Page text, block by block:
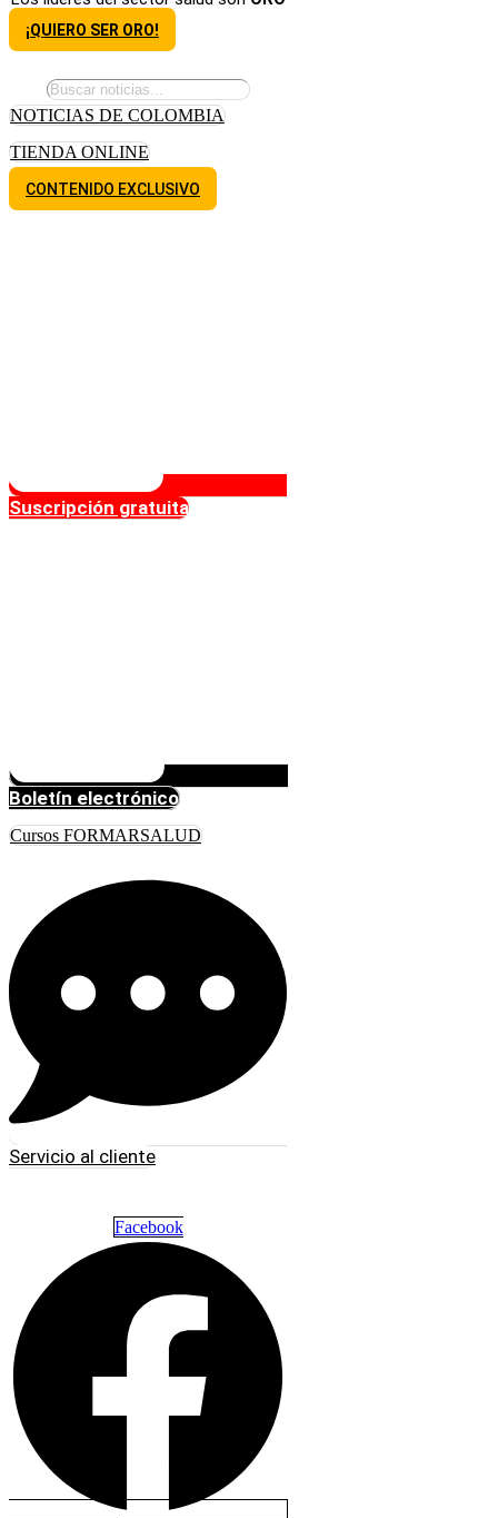
¡QUIERO SER ORO!
NOTICIAS DE COLOMBIA
TIENDA ONLINE
CONTENIDO EXCLUSIVO
Suscripción gratuita
Boletín electrónico
Cursos FORMARSALUD
Servicio al cliente
Facebook